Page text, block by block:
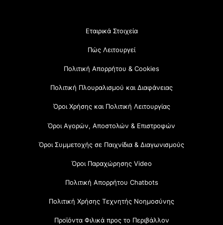
Εταιρικά Στοιχεία
Πώς Λειτουργεί
Πολιτική Απορρήτου & Cookies
Πολιτική Πλουραλισμού και Διαφάνειας
Όροι Χρήσης και Πολιτική Λειτουργίας
Όροι Αγορών, Αποστολών & Επιστροφών
Όροι Συμμετοχής σε Παιχνίδια & Διαγωνισμούς
Όροι Παραχώρησης Video
Πολιτική Απορρήτου Chatbots
Πολιτική Χρήσης Τεχνητής Νοημοσύνης
Προϊόντα Φιλικά προς το Περιβάλλον